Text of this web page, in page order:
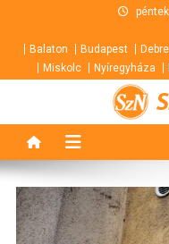
contentBalaton Budapest
Miskolc
Nyíregyháza